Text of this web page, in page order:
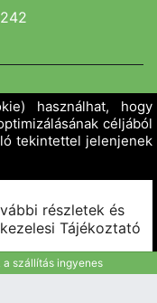
Agroker Zrt.
szállítás ingyenes